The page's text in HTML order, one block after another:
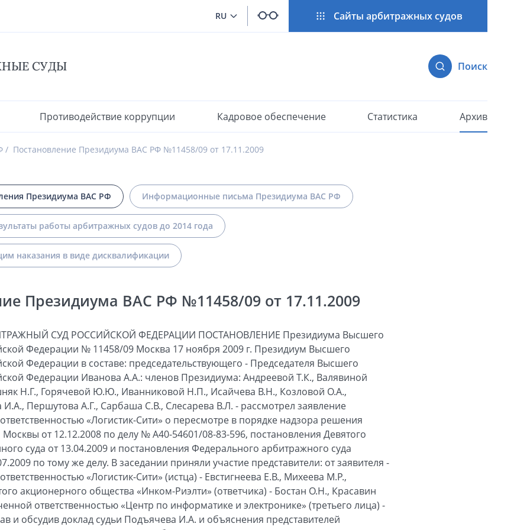
RU Сайты арбитражных судов
СУДЫ Поиск
Противодействие коррупции Кадровое обеспечение Статистика Архив
Постановление Президиума ВАС РФ №11458/09 от 17.11.2009
Президиума ВАС РФ Информационные письма Президиума ВАС РФ
работы арбитражных судов до 2014 года
наказания в виде дисквалификации
Президиума ВАС РФ №11458/09 от 17.11.2009
СУД РОССИЙСКОЙ ФЕДЕРАЦИИ ПОСТАНОВЛЕНИЕ Президиума Высшего
Федерации № 11458/09 Москва 17 ноября 2009 г. Президиум Высшего
Федерации в составе: председательствующего - Председателя Высшего
Федерации Иванова А.А.: членов Президиума: Андреевой Т.К., Валявиной
Н.Г., Горячевой Ю.Ю., Иванниковой Н.П., Исайчева В.Н., Козловой О.А.,
Першутова А.Г., Сарбаша С.В., Слесарева В.Л. - рассмотрел заявление
«Логистик-Сити» о пересмотре в порядке надзора решения
от 12.12.2008 по делу № А40-54601/08-83-596, постановления Девятого
суда от 13.04.2009 и постановления Федерального арбитражного суда
по тому же делу. В заседании приняли участие представители: от заявителя -
«Логистик-Сити» (истца) - Евстигнеева Е.В., Михеева М.Р.,
акционерного общества «Инком-Риэлти» (ответчика) - Бостан О.Н., Красавин
ответственностью «Центр по информатике и электронике» (третьего лица) -
и обсудив доклад судьи Подъячева И.А. и объяснения представителей